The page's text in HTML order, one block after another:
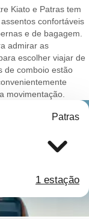
Kiato e Patras tem
confortáveis
e de bagagem.
admirar as
escolher viajar de
de comboio estão
movimentação.
Patras
1 estação